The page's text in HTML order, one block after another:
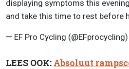
displaying symptoms this
and take this time to rest before
— EF Pro Cycling (@EFprocycling)
LEES OOK: Absoluut